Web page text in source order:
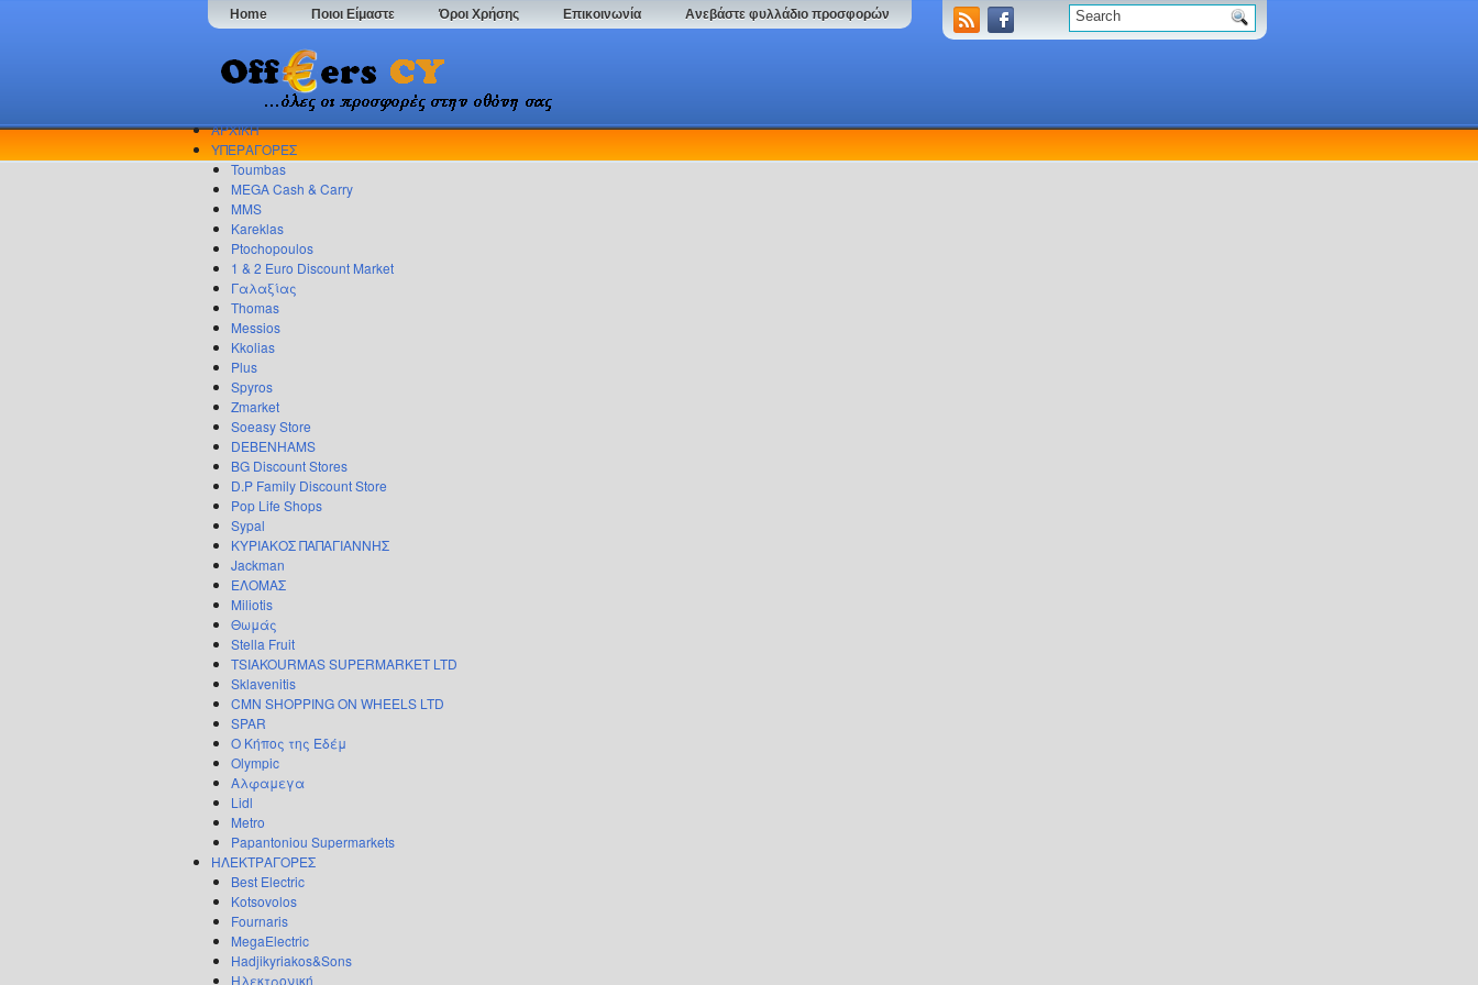
Home Ποιοι Είμαστε Όροι Χρήσης Επικοινωνία Ανεβάστε φυλλάδιο προσφορών
ΑΡΧΙΚΗ
ΥΠΕΡΑΓΟΡΕΣ
Toumbas
MEGA Cash & Carry
MMS
Kareklas
Ptochopoulos
1 & 2 Euro Discount Market
Γαλαξίας
Thomas
Messios
Kkolias
Plus
Spyros
Zmarket
Soeasy Store
DEBENHAMS
BG Discount Stores
D.P Family Discount Store
Pop Life Shops
Sypal
ΚΥΡΙΑΚΟΣ ΠΑΠΑΓΙΑΝΝΗΣ
Jackman
ΕΛΟΜΑΣ
Miliotis
Θωμάς
Stella Fruit
TSIAKOURMAS SUPERMARKET LTD
Sklavenitis
CMN SHOPPING ON WHEELS LTD
SPAR
Ο Κήπος της Εδέμ
Olympic
Αλφαμεγα
Lidl
Metro
Papantoniou Supermarkets
ΗΛΕΚΤΡΑΓΟΡΕΣ
Best Electric
Kotsovolos
Fournaris
MegaElectric
Hadjikyriakos&Sons
Ηλεκτρονική